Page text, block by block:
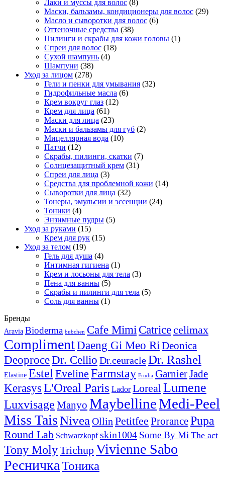
Лаки и муссы для волос (8)
Маски, бальзамы, кондиционеры для волос (29)
Масло и сыворотки для волос (6)
Оттеночные средства (38)
Пилинги и скрабы для кожи головы (1)
Спреи для волос (18)
Сухой шампунь (4)
Шампуни (38)
Уход за лицом (278)
Гели и пенки для умывания (32)
Гидрофильные масла (6)
Крем вокруг глаз (12)
Крем для лица (61)
Маски для лица (23)
Маски и бальзамы для губ (2)
Мицеллярная вода (10)
Патчи (12)
Скрабы, пилинги, скатки (7)
Солнцезащитный крем (31)
Спреи для лица (3)
Средства для проблемной кожи (14)
Сыворотки для лица (32)
Тонеры, эмульсии и эссенции (24)
Тоники (4)
Энзимные пудры (5)
Уход за руками (15)
Крем для рук (15)
Уход за телом (19)
Гель для душа (4)
Интимная гигиена (1)
Крем и лосьоны для тела (3)
Пена для ванны (5)
Скрабы и пилинги для тела (5)
Соль для ванны (1)
Бренды
Aravia Bioderma bubchen Cafe MimiCatricecelimax
ComplimentDaeng Gi Meo RiDeonica
DeoproceDr. Cellio Dr.ceuracleDr. Rashel
Elastine EstelEveline Farmstay Frudia GarnierJade
Kerasys L'Oreal Paris Lador LorealLumene
Luxvisage Manyo MaybellineMedi-Peel
Miss TaisNivea Ollin Petitfee ProrancePupa
Round Lab Schwarzkopf skin1004 Some By Mi The act
Tony MolyTrichupVivienne Sabo
РесничкаТоника